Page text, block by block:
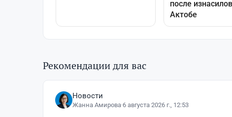
Рекомендации для вас
Новости
Жанна Амирова·6 августа 2026 г., 12:53